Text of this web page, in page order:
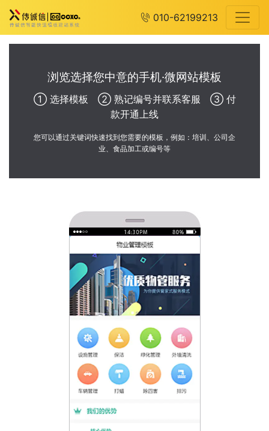
010-62199213
浏览选择您中意的手机·微网站模板
① 选择模板 ② 熟记编号并联系客服 ③ 付
款开通上线
您可以通过关键词快速找到您需要的模板，例如：培训、公司企
业、食品加工或编号等